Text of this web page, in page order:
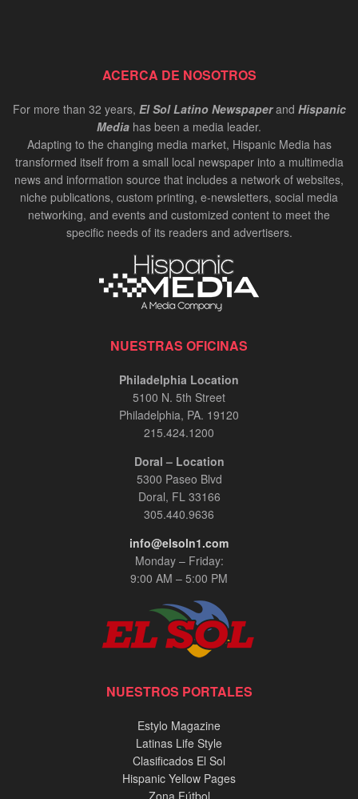
ACERCA DE NOSOTROS
For more than 32 years, El Sol Latino Newspaperand Hispanic
Media has been a media leader.
Adapting to the changing media market, Hispanic Media has
transformed itself from a small local newspaper into a multimedia
news and information source that includes a network of websites,
niche publications, custom printing, e-newsletters, social media
networking, and events and customized content to meet the
specific needs of its readers and advertisers.
NUESTRAS OFICINAS
Philadelphia Location
5100 N. 5th Street
Philadelphia, PA. 19120
215.424.1200
Doral – Location
5300 Paseo Blvd
Doral, FL 33166
305.440.9636
info@elsoln1.com
Monday – Friday:
9:00 AM – 5:00 PM
NUESTROS PORTALES
Estylo Magazine
Latinas Life Style
Clasificados El Sol
Hispanic Yellow Pages